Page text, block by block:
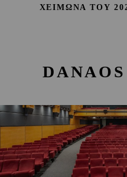
ΧΕΙΜΩΝΑ ΤΟΥ